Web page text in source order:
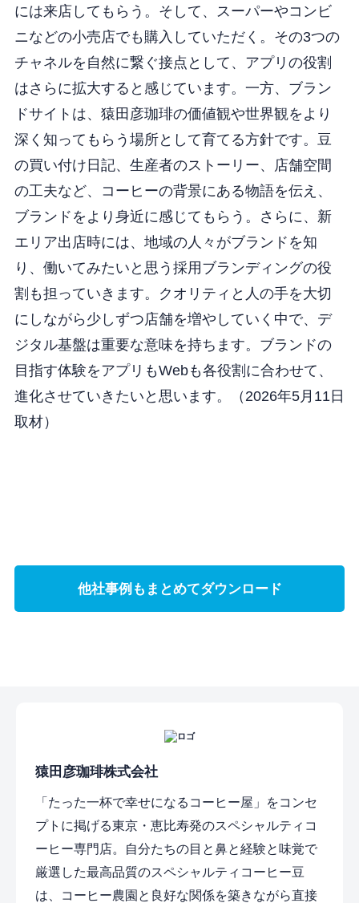
には来店してもらう。そして、スーパーやコンビ
ニなどの小売店でも購入していただく。その3つの
チャネルを自然に繋ぐ接点として、アプリの役割
はさらに拡大すると感じています。一方、ブラン
ドサイトは、猿田彦珈琲の価値観や世界観をより
深く知ってもらう場所として育てる方針です。豆
の買い付け日記、生産者のストーリー、店舗空間
の工夫など、コーヒーの背景にある物語を伝え、
ブランドをより身近に感じてもらう。さらに、新
エリア出店時には、地域の人々がブランドを知
り、働いてみたいと思う採用ブランディングの役
割も担っていきます。クオリティと人の手を大切
にしながら少しずつ店舗を増やしていく中で、デ
ジタル基盤は重要な意味を持ちます。ブランドの
目指す体験をアプリもWebも各役割に合わせて、
進化させていきたいと思います。（2026年5月11日
取材）
他社事例もまとめてダウンロード
猿田彦珈琲株式会社
「たった一杯で幸せになるコーヒー屋」をコンセ
プトに掲げる東京・恵比寿発のスペシャルティコ
ーヒー専門店。自分たちの目と鼻と経験と味覚で
厳選した最高品質のスペシャルティコーヒー豆
は、コーヒー農園と良好な関係を築きながら直接